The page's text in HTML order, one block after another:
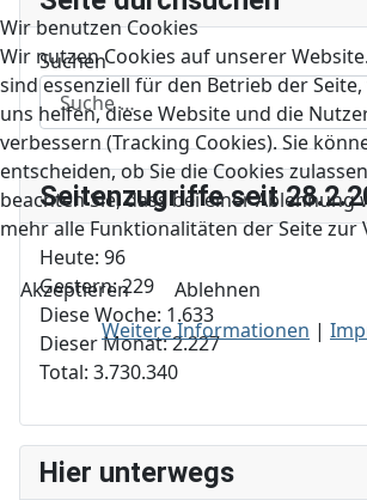
Suchen
Seitenzugriffe seit
Heute: 96
Gestern:229
Diese Woche: 1.633
Dieser Monat:2.227
Total: 3.730.340
Hier unterwegs
Wir benutzen Cookies
Wir nutzen Cookies auf unserer
sind essenziell für den Betrieb der
uns helfen, diese Website und die
verbessern (Tracking Cookies). Sie
entscheiden, ob Sie die Cookies
beachten Sie, dass bei einer
mehr alle Funktionalitäten der Seite zur
Akzeptieren
Ablehnen
Weitere Informationen |